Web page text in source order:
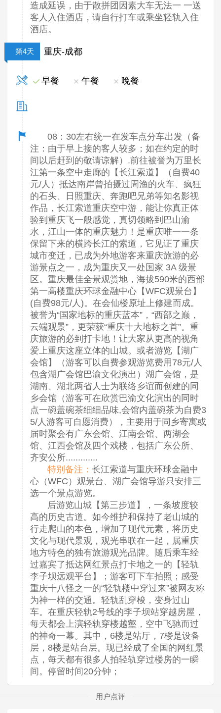
造成延误，由于散拼团因素大车无法一 一送
客人入住酒店，请自行打车或乘坐轻轨入住
酒店。
第4天 重庆-成都
早餐 午餐 晚餐
08：30左右统一在发车点分车出发（备
注：由于早上接的客人较多；如在约定的时
间以后赶到的敬请谅解）.前往被誉为万里长
江第一条空中走廊的【长江索道】（自费40
元/人）抵达南岸曾拍摄过周渔的火车、疯狂
的石头、日照重庆、奔跑吧兄弟等知名影视
作品，长江索道重庆空中游，能让你真正体
验到重庆飞一般感觉，真切领略到巴山渝
水，江山一体的重庆魅力！是重庆唯一一条
保留下来的横跨长江的索道，它见证了重庆
城市变迁，已成为外地游客来重庆旅游的必
游景点之一，成为重庆又一处国家 3A 级景
区。重庆最佳全景观赏地，海拔590米的西部
第一高楼重庆环球金融中心【WFC观景台】
(自费98元/人)。在会仙楼原址上修建而成。
被誉为“国家地标的重庆蓝本”，“西部之巅，
云端观景”，更荣获“重庆十大地标之首”。重
庆旅游的必到打卡地！让大家从更高的视角
爱上重庆这座立体的山城。或者游览【湖广
会馆】（游客可以自费参观游览费用78元/人
包含湖广会馆巴渝文化演出）湖广会馆，是
湖南、湖北两省人士为联络乡谊而创建的同
乡会馆（游客可在欣赏巴渝文化演出的同时
点一碗盖碗茶细细品味,会馆内盖碗茶为自费3
5/人游客可自愿消费），主要用于同乡寄寓或
届时聚会有广东会馆、江南会馆、两湖会
馆、江西会馆及四个戏楼，包括广东公所、
齐安公所.............
特别备注： 长江索道与重庆环球金融中
心（WFC）观景台、湖广会馆导游只安排三
选一个景点游览。
后游览山城【第三步道】，一条坡度较
高的历史古道。如今维护和保持了老山城的
行走爬山的本色，增加了现代元素，将历史
文化与现代景观，观光串联在一起，属重庆
地方特色的独有旅游观光品牌。随后乘车经
过嘉宾了抵达网红景点打卡地之一的【轻轨
李子坝远观平台】；游客可下车拍照；感受
重庆十八怪之一的“轻轨楼中穿过来”被网友称
为神一样的交通。轻轨乱穿梭，变身过山
车。在重庆轻轨2号线的李子坝站穿越房屋，
每天都会上演轻轨穿楼越壑，空中飞驰而过
的神奇一幕。其中，6楼是站厅，7楼是设备
层，8楼是站台层。现已经成了全国的网红景
点，每天都有很多人拍轻轨穿过楼房的一瞬
间。停留时间20分钟；
用户点评